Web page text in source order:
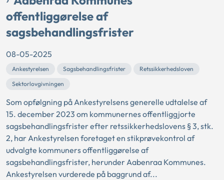
offentliggørelse af
sagsbehandlingsfrister
08-05-2025
Ankestyrelsen Sagsbehandlingsfrister
Retssikkerhedsloven
Sektorlovgivningen
Som opfølgning på Ankestyrelsens generelle udtalelse af
15. december 2023 om kommunernes offentliggjorte
sagsbehandlingsfrister efter retssikkerhedslovens § 3, stk.
2, har Ankestyrelsen foretaget en stikprøvekontrol af
udvalgte kommuners offentliggørelse af
sagsbehandlingsfrister, herunder Aabenraa Kommunes.
Ankestyrelsen vurderede på baggrund af...